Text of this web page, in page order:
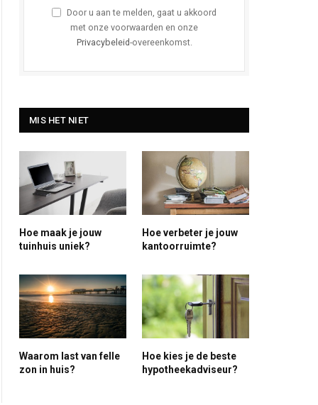
Door u aan te melden, gaat u akkoord
met onze voorwaarden en onze
Privacybeleid-overeenkomst.
MIS HET NIET
Hoe maak je jouw
tuinhuis uniek?
Hoe verbeter je jouw
kantoorruimte?
Waarom last van felle
zon in huis?
Hoe kies je de beste
hypotheekadviseur?